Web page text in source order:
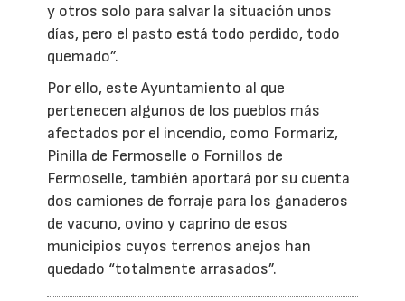
y otros solo para salvar la situación unos
días, pero el pasto está todo perdido, todo
quemado”.
Por ello, este Ayuntamiento al que
pertenecen algunos de los pueblos más
afectados por el incendio, como Formariz,
Pinilla de Fermoselle o Fornillos de
Fermoselle, también aportará por su cuenta
dos camiones de forraje para los ganaderos
de vacuno, ovino y caprino de esos
municipios cuyos terrenos anejos han
quedado “totalmente arrasados”.